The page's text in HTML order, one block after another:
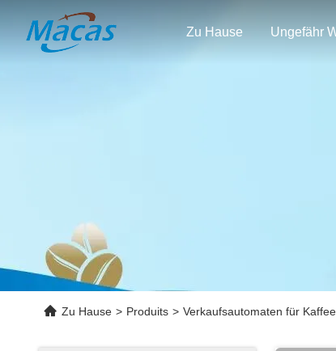
Zu Hause Ungefähr
Zu Hause > Produits > Verkaufsautomaten für Kaffee